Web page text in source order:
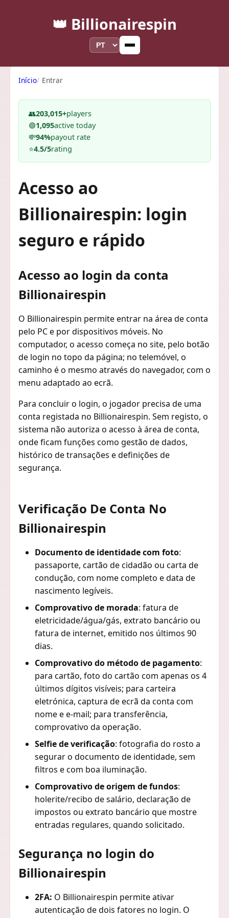
👑 Billionairespin
Início Entrar
👥203,015+players
🟢1,095active today
💸94%payout rate
⭐4.5/5rating
Acesso ao
Billionairespin: login
seguro e rápido
Acesso ao login da conta
Billionairespin
O Billionairespin permite entrar na área de conta
pelo PC e por dispositivos móveis. No
computador, o acesso começa no site, pelo botão
de login no topo da página; no telemóvel, o
caminho é o mesmo através do navegador, com o
menu adaptado ao ecrã.
Para concluir o login, o jogador precisa de uma
conta registada no Billionairespin. Sem registo, o
sistema não autoriza o acesso à área de conta,
onde ficam funções como gestão de dados,
histórico de transações e definições de
segurança.
Verificação De Conta No
Billionairespin
Documento de identidade com foto:
passaporte, cartão de cidadão ou carta de
condução, com nome completo e data de
nascimento legíveis.
Comprovativo de morada: fatura de
eletricidade/água/gás, extrato bancário ou
fatura de internet, emitido nos últimos 90
dias.
Comprovativo do método de pagamento:
para cartão, foto do cartão com apenas os 4
últimos dígitos visíveis; para carteira
eletrónica, captura de ecrã da conta com
nome e e-mail; para transferência,
comprovativo da operação.
Selfie de verificação: fotografia do rosto a
segurar o documento de identidade, sem
filtros e com boa iluminação.
Comprovativo de origem de fundos:
holerite/recibo de salário, declaração de
impostos ou extrato bancário que mostre
entradas regulares, quando solicitado.
Segurança no login do
Billionairespin
2FA: O Billionairespin permite ativar
autenticação de dois fatores no login. O